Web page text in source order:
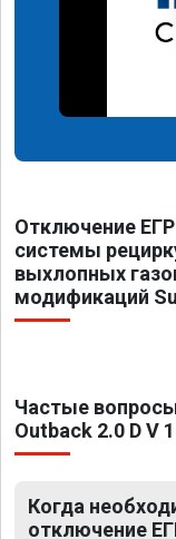
Отключение
системы
выхлопных
модификаций
Частые
Outback 2.0 D V
Когда
отключение